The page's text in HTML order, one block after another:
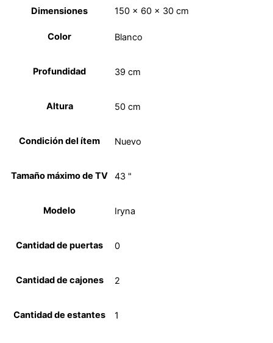
Dimensiones
150 × 60 × 30 cm
Color Blanco
Profundidad 39 cm
Altura 50 cm
Condición del ítem Nuevo
Tamaño máximo de TV 43 "
Modelo Iryna
Cantidad de puertas 0
Cantidad de cajones 2
Cantidad de estantes 1